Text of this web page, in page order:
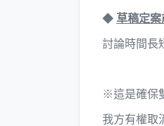
◆ 草稿定
討論時間長
※這是確保
我方有權取